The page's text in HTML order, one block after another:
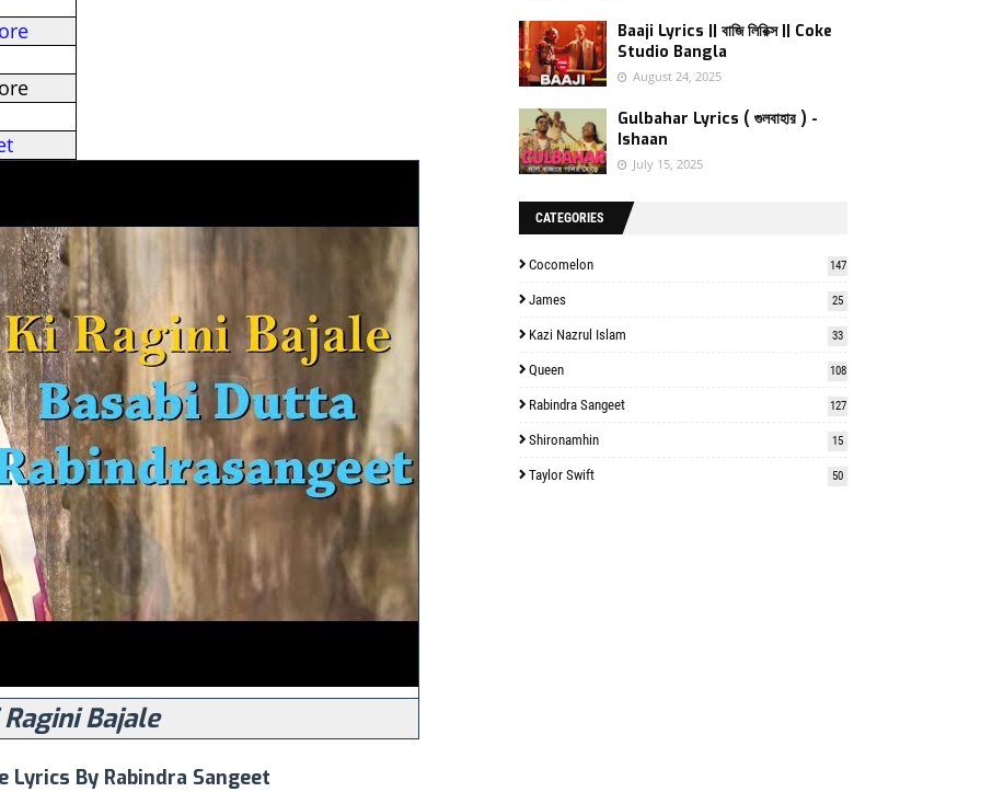
Bajale
Lyrics By Rabindra Sangeet
Baaji Lyrics || বাজি লিরিক্স || Coke
Studio Bangla
August 24, 2025
Gulbahar Lyrics ( গুলবাহার ) -
Ishaan
July 15, 2025
CATEGORIES
Cocomelon 147
James 25
Kazi Nazrul Islam 33
Queen 108
Rabindra Sangeet 127
Shironamhin 15
Taylor Swift 50